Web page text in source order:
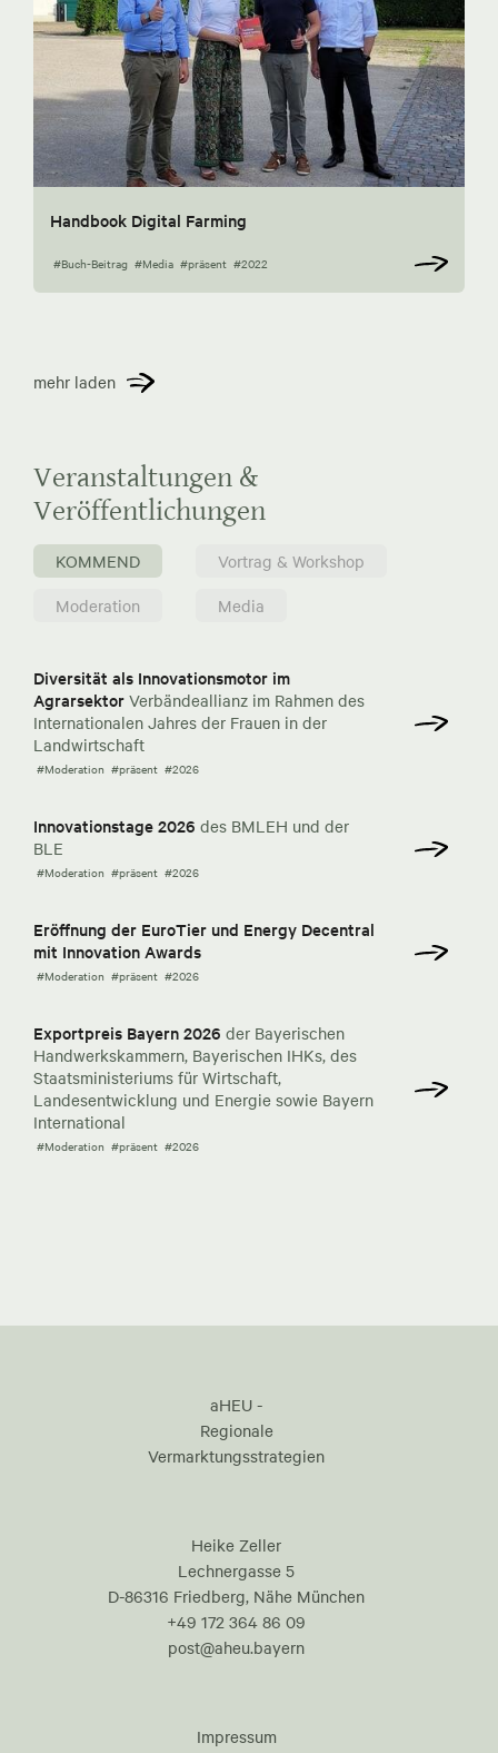
Handbook Digital Farming
#Buch-Beitrag #Media #präsent #2022
mehr laden
Veranstaltungen &
Veröffentlichungen
KOMMEND
Vortrag & Workshop
Moderation
Media
Diversität als Innovationsmotor im
Agrarsektor Verbändeallianz im Rahmen des
Internationalen Jahres der Frauen in der
Landwirtschaft
#Moderation #präsent #2026
Innovationstage 2026 des BMLEH und der
BLE
#Moderation #präsent #2026
Eröffnung der EuroTier und Energy Decentral
mit Innovation Awards
#Moderation #präsent #2026
Exportpreis Bayern 2026 der Bayerischen
Handwerkskammern, Bayerischen IHKs, des
Staatsministeriums für Wirtschaft,
Landesentwicklung und Energie sowie Bayern
International
#Moderation #präsent #2026
aHEU -
Regionale
Vermarktungsstrategien
Heike Zeller
Lechnergasse 5
D-86316 Friedberg, Nähe München
+49 172 364 86 09
post@aheu.bayern
Impressum